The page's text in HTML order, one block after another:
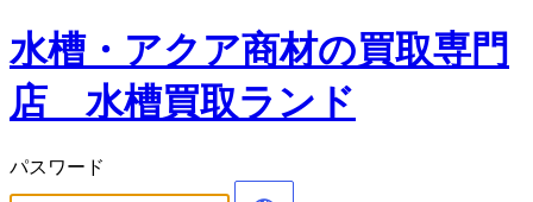
水槽・アクア商材の買取専門
店 水槽買取ランド
パスワード